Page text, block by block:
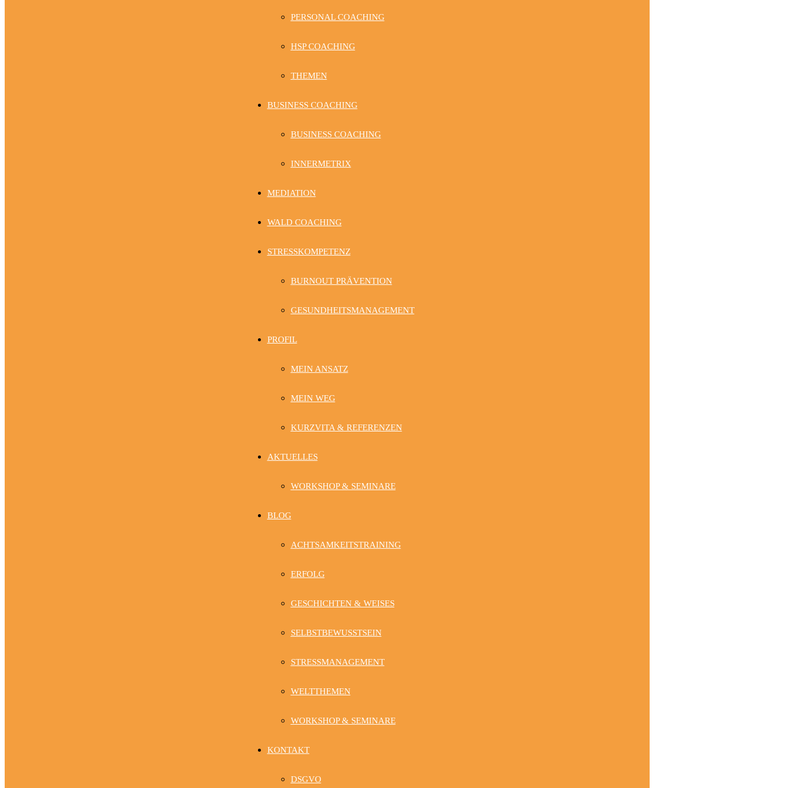
PERSONAL COACHING
HSP COACHING
THEMEN
BUSINESS COACHING
BUSINESS COACHING
INNERMETRIX
MEDIATION
WALD COACHING
STRESSKOMPETENZ
BURNOUT PRÄVENTION
GESUNDHEITSMANAGEMENT
PROFIL
MEIN ANSATZ
MEIN WEG
KURZVITA & REFERENZEN
AKTUELLES
WORKSHOP & SEMINARE
BLOG
ACHTSAMKEITSTRAINING
ERFOLG
GESCHICHTEN & WEISES
SELBSTBEWUSSTSEIN
STRESSMANAGEMENT
WELTTHEMEN
WORKSHOP & SEMINARE
KONTAKT
DSGVO